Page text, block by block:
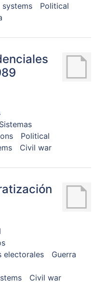
Political
Sistemas
Political
Civil war
electorales
Guerra
Civil war